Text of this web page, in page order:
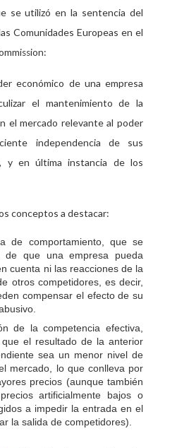
se utilizó en la sentencia del
Comunidades Europeas en el
:
económico de una empresa
el mantenimiento de la
el mercado relevante al poder
independencia de sus
y en última instancia de los
conceptos a destacar:
de comportamiento, que se
de que una empresa pueda
cuenta ni las reacciones de la
otros competidores, es decir,
compensar el efecto de su
de la competencia efectiva,
el resultado de la anterior
sea un menor nivel de
mercado, lo que conlleva por
precios (aunque también
artificialmente bajos o
a impedir la entrada en el
la salida de competidores).